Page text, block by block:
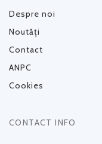
Despre noi
Noutăți
Contact
ANPC
Cookies
CONTACT INFO